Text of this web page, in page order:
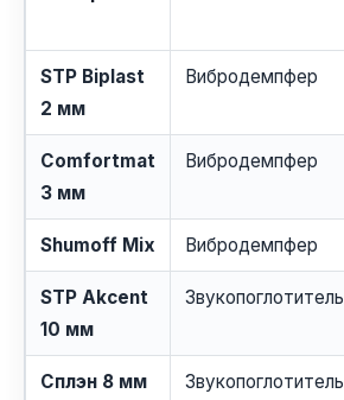
STP Biplast
2 мм
Вибродемпфер
Comfortmat
3 мм
Вибродемпфер
Shumoff Mix Вибродемпфер
STP Akcent
10 мм
Звукопоглотитель
Сплэн 8 мм Звукопоглотитель